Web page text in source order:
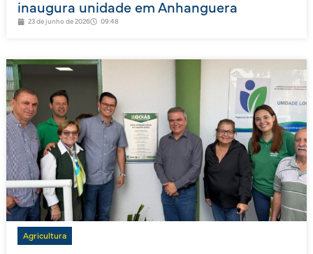
inaugura unidade em Anhanguera
23 de junho de 2026 09:48
Agricultura